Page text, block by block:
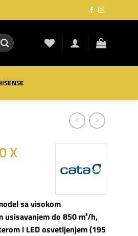
X
sa visokom
usisavanjem do 850 m³/h,
i LED osvetljenjem (195